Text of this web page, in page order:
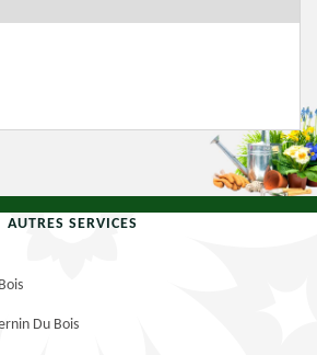
AUTRES SERVICES
Du Bois